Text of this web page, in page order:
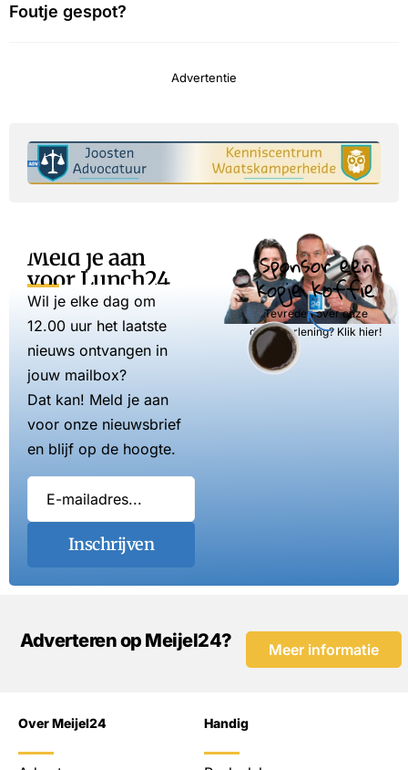
Foutje gespot?
Advertentie
Meld je aan
voor Lunch24
Wil je elke dag om
12.00 uur het laatste
nieuws ontvangen in
jouw mailbox?
Dat kan! Meld je aan
voor onze nieuwsbrief
en blijf op de hoogte.
Inschrijven
Sponsor een
kopje koffie
Tevreden over onze
dienstverlening? Klik hier!
Adverteren op Meijel24? Meer informatie
Over Meijel24 Handig